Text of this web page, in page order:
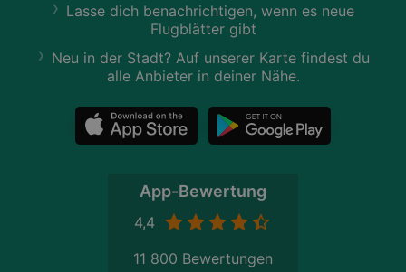
Lasse dich benachrichtigen, wenn es neue
Flugblätter gibt
Neu in der Stadt? Auf unserer Karte findest du
alle Anbieter in deiner Nähe.
App-Bewertung
4,4
11 800 Bewertungen